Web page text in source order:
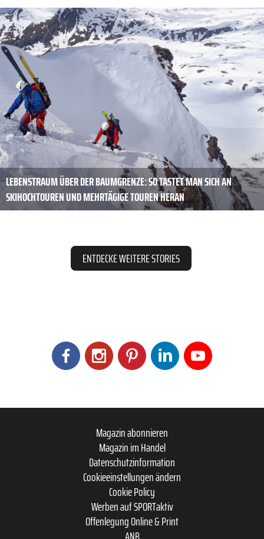
LEBENSTRAUM ÜBER DER BAUMGRENZE: SO TASTET MAN SICH AN
SKIHOCHTOUREN UND MEHRTÄGIGE TOUREN HERAN
ENTDECKE WEITERE STORIES
Magazin abonnieren
Magazin im Handel
Datenschutzinformation
Cookieeinstellungen ändern
Cookie Policy
Werben auf SPORTaktiv
Offenlegung Online & Print